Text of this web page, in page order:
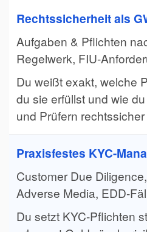
Rechtssicherheit als
Aufgaben & Pflichten
Regelwerk, FIU-
Du weißt exakt, welche
du sie erfüllst und wie
und Prüfern
Praxisfestes KYC-
Customer Due
Adverse Media, EDD-
Du setzt KYC-Pflichten